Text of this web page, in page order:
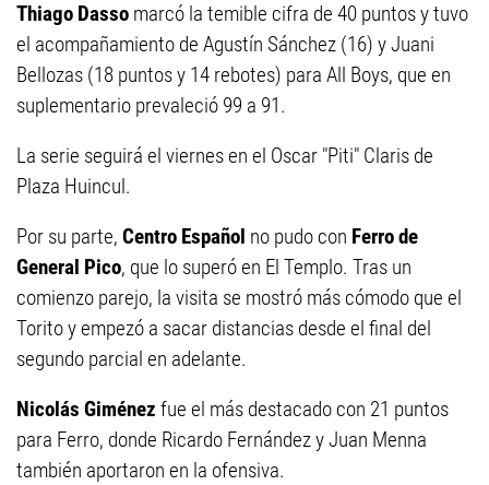
Thiago Dasso marcó la temible cifra de 40 puntos y tuvo
el acompañamiento de Agustín Sánchez (16) y Juani
Bellozas (18 puntos y 14 rebotes) para All Boys, que en
suplementario prevaleció 99 a 91.
La serie seguirá el viernes en el Oscar "Piti" Claris de
Plaza Huincul.
Por su parte, Centro Español no pudo con Ferro de
General Pico, que lo superó en El Templo. Tras un
comienzo parejo, la visita se mostró más cómodo que el
Torito y empezó a sacar distancias desde el final del
segundo parcial en adelante.
Nicolás Giménez fue el más destacado con 21 puntos
para Ferro, donde Ricardo Fernández y Juan Menna
también aportaron en la ofensiva.